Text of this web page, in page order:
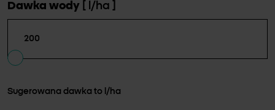
Dawka wody [ l/ha ]
Sugerowana dawka to l/ha